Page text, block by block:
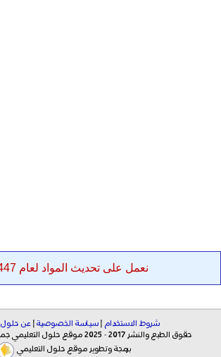
نعمل على تحديث المواد لعام 1447 هـ
شروط الاستخدام | سياسة الخصوصية | عن حلول
حقوق الطبع والنشر 2017 - 2025 موقع حلول التعليمي جميع الحقوق محفوظة
برمجة وتطوير موقع حلول التعليمي